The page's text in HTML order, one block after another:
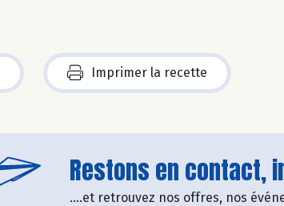
Imprimer la recette
Restons en contact,
....et retrouvez nos offres, nos